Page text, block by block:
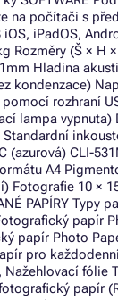
na počítači s
iPadOS,
Rozměry (Š ×
Hladina
kondenzace)
rozhraní
lampa
(azurová) CLI-
A4
10 ×
PAPÍRY Typy
papír
papír Photo
pro
papír